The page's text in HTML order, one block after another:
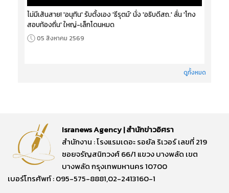
ไม่มีเส้นสาย! 'อนุทิน' รับตั้งเอง 'ธีรุตม์' นั่ง 'อธิบดีสถ.' ลั่น 'โกง
สอบท้องถิ่น' ใหญ่-เล็กโดนหมด
05 สิงหาคม 2569
ดูทั้งหมด
Isranews Agency | สำนักข่าวอิศรา
สำนักงาน : โรงแรมเดอะ รอยัล ริเวอร์ เลขที่ 219
ซอยจรัญสนิทวงศ์ 66/1 แขวง บางพลัด เขต
บางพลัด กรุงเทพมหานคร 10700
เบอร์โทรศัพท์ : 095-575-8881,02-2413160-1